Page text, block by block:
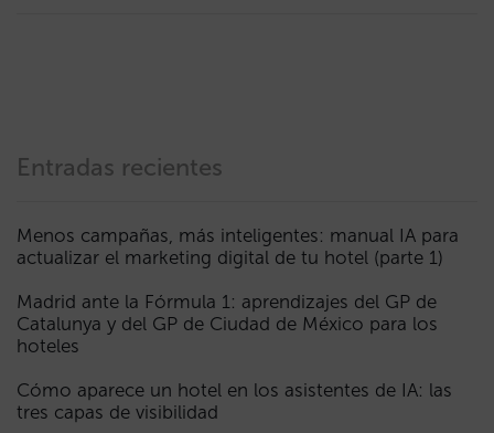
Entradas recientes
Menos campañas, más inteligentes: manual IA para
actualizar el marketing digital de tu hotel (parte 1)
Madrid ante la Fórmula 1: aprendizajes del GP de
Catalunya y del GP de Ciudad de México para los
hoteles
Cómo aparece un hotel en los asistentes de IA: las
tres capas de visibilidad